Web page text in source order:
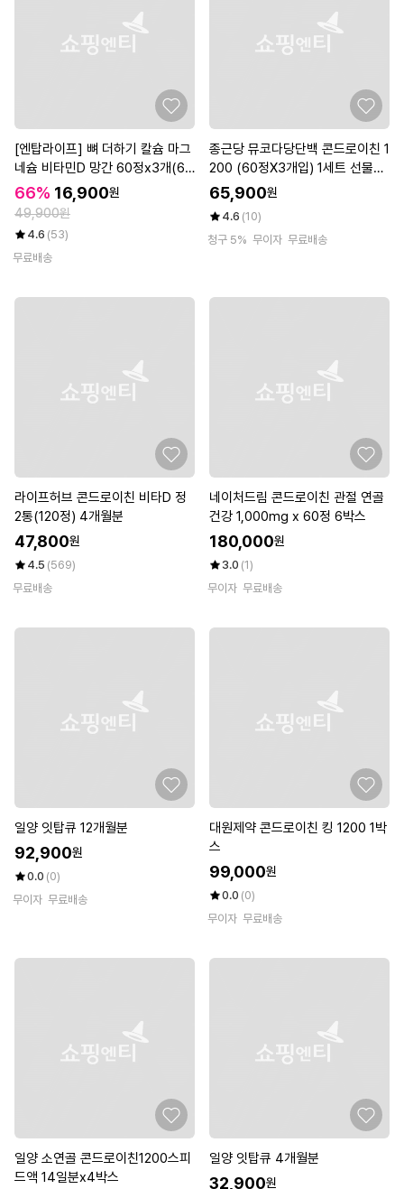
[엔탑라이프] 뼈 더하기 칼슘 마그
네슘 비타민D 망간 60정x3개(6
개월분)
66% 16,900원
49,900원
4.6 (53)
무료배송
종근당 뮤코다당단백 콘드로이친 1
200 (60정X3개입) 1세트 선물세
트 / 소연골 비타민D 뼈건강 비타
65,900원
4.6 (10)
청구 5% 무이자 무료배송
라이프허브 콘드로이친 비타D 정
2통(120정) 4개월분
47,800원
4.5 (569)
무료배송
네이처드림 콘드로이친 관절 연골
건강 1,000mg x 60정 6박스
180,000원
3.0 (1)
무이자 무료배송
일양 잇탑큐 12개월분
92,900원
0.0 (0)
무이자 무료배송
대원제약 콘드로이친 킹 1200 1박
스
99,000원
0.0 (0)
무이자 무료배송
일양 소연골 콘드로이친1200스피
드액 14일분x4박스
일양 잇탑큐 4개월분
32,900원